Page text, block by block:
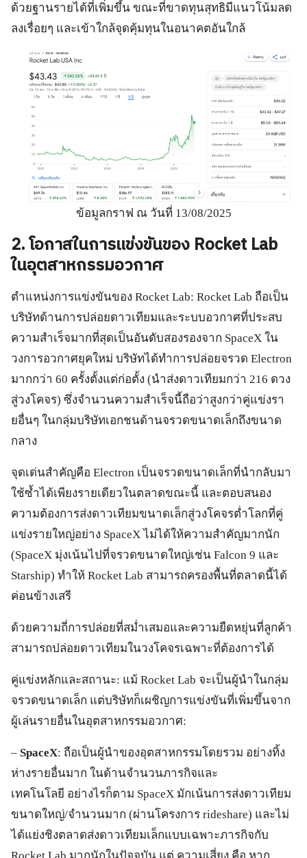
ด้วยฐานรายได้ที่เพิ่มขึ้น ขณะที่ขาดทุนสุทธิมีแนวโน้มลด
ลงเรื่อยๆ และเข้าใกล้จุดคุ้มทุนในอนาคตอันใกล้
ข้อมูลกราฟ ณ วันที่ 13/08/2025
2. โอกาสในการแข่งขันของ Rocket Lab
ในอุตสาหกรรมอวกาศ
ตำแหน่งการแข่งขันของ Rocket Lab: Rocket Lab ถือเป็น
บริษัทด้านการปล่อยดาวเทียมและระบบอวกาศที่ประสบ
ความสำเร็จมากที่สุดเป็นอันดับสองรองจาก SpaceX ใน
วงการอวกาศยุคใหม่ บริษัทได้ทำการปล่อยจรวด Electron
มากกว่า 60 ครั้งตั้งแต่ก่อตั้ง (นำส่งดาวเทียมกว่า 216 ดวง
สู่วงโคจร) ซึ่งจำนวนความสำเร็จนี้ถือว่าสูงกว่าคู่แข่งรา
ยอื่นๆ ในกลุ่มบริษัทเอกชนด้านจรวดขนาดเล็กถึงขนาด
กลาง
จุดเด่นสำคัญคือ Electron เป็นจรวดขนาดเล็กที่นำกลับมา
ใช้ซ้ำได้เพียงรายเดียวในตลาดขณะนี้ และตอบสนอง
ความต้องการส่งดาวเทียมขนาดเล็กสู่วงโคจรต่ำโลกที่คู่
แข่งรายใหญ่อย่าง SpaceX ไม่ได้ให้ความสำคัญมากนัก
(SpaceX มุ่งเน้นไปที่จรวดขนาดใหญ่เช่น Falcon 9 และ
Starship) ทำให้ Rocket Lab สามารถครองพื้นที่ตลาดนี้ได้
ค่อนข้างเสรี
ด้วยความถี่การปล่อยที่สม่ำเสมอและความยืดหยุ่นที่ลูกค้า
สามารถปล่อยดาวเทียมในวงโคจรเฉพาะที่ต้องการได้
คู่แข่งหลักและสถานะ: แม้ Rocket Lab จะเป็นผู้นำในกลุ่ม
จรวดขนาดเล็ก แต่บริษัทก็เผชิญการแข่งขันที่เพิ่มขึ้นจาก
ผู้เล่นรายอื่นในอุตสาหกรรมอวกาศ:
– SpaceX: ถือเป็นผู้นำของอุตสาหกรรมโดยรวม อย่างทิ้ง
ห่างรายอื่นมาก ในด้านจำนวนภารกิจและ
เทคโนโลยี อย่างไรก็ตาม SpaceX มักเน้นการส่งดาวเทียม
ขนาดใหญ่/จำนวนมาก (ผ่านโครงการ rideshare) และไม่
ได้แย่งชิงตลาดส่งดาวเทียมเล็กแบบเฉพาะภารกิจกับ
Rocket Lab มากนักในปัจจุบัน แต่ ความเสี่ยง คือ หาก